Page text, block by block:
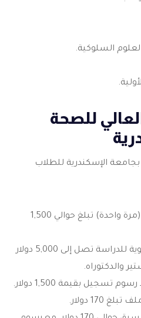
السلوكية.
للصحة
الإسكندرية للطلاب
في البداية، رسوم القيد (مرة واحدة) تبلغ حوالي 1,500
كذلك، المصاريف السنوية للدراسة تصل إلى 5,000 دولار
والدكتوراه.
تسجيل بقيمة 1,500 دولار.
دولار.